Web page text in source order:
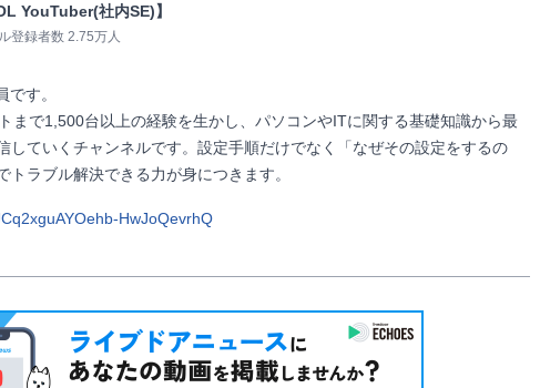
YouTuber(社内SE)】
登録者数 2.75万人
す。
まで1,500台以上の経験を生かし、パソコンやITに関する基礎知識から最
していくチャンネルです。設定手順だけでなく「なぜその設定をするの
でトラブル解決できる力が身につきます。
HwJoQevrhQ